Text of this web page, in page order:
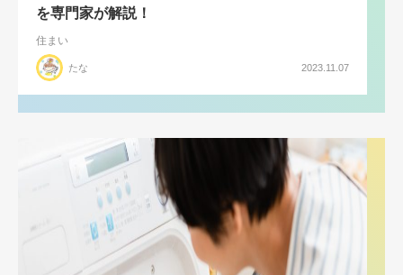
を専門家が解説！
住まい
たな 2023.11.07